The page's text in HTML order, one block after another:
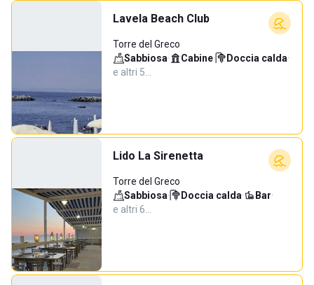
Lavela Beach Club
Torre del Greco
Sabbiosa· Cabine· Doccia calda·
e altri 5…
Lido La Sirenetta
Torre del Greco
Sabbiosa· Doccia calda· Bar·
e altri 6…